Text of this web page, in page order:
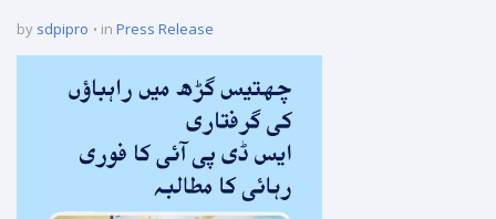
by sdpipro in Press Release